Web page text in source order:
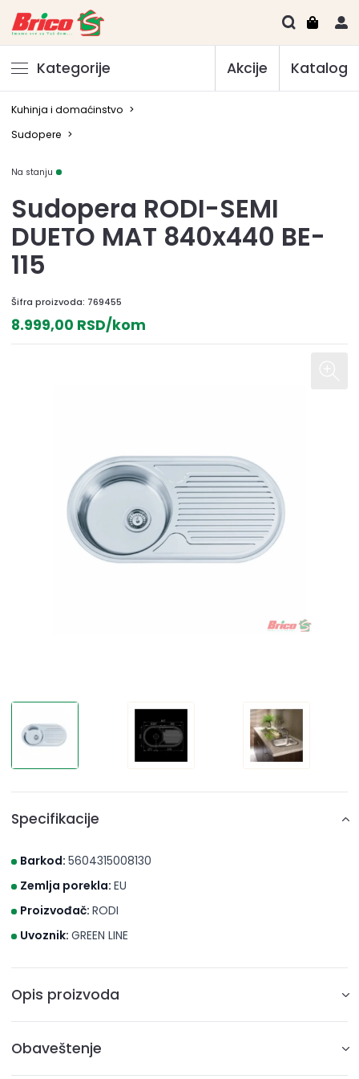
Kategorije Akcije Katalog
Kuhinja i domaćinstvo >
Sudopere >
Na stanju
Sudopera RODI-SEMI
DUETO MAT 840x440 BE-
115
Šifra proizvoda: 769455
8.999,00 RSD/kom
Specifikacije
Barkod: 5604315008130
Zemlja porekla: EU
Proizvođač: RODI
Uvoznik: GREEN LINE
Opis proizvoda
• Dimenzije: 780x435mm
Obaveštenje